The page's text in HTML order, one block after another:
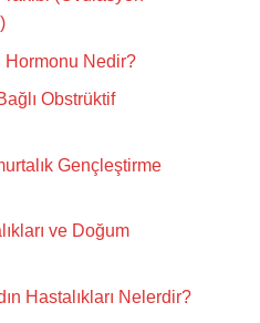
Hormonu Nedir?
Obstrüktif
Gençleştirme
ve Doğum
Hastalıkları Nelerdir?